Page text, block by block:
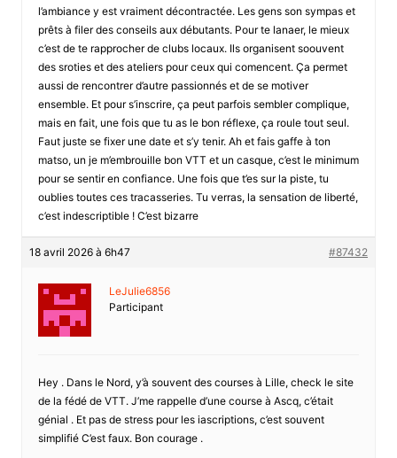
l’ambiance y est vraiment décontractée. Les gens son sympas et
prêts à filer des conseils aux débutants. Pour te lanaer, le mieux
c’est de te rapprocher de clubs locaux. Ils organisent soouvent
des sroties et des ateliers pour ceux qui comencent. Ça permet
aussi de rencontrer d’autre passionnés et de se motiver
ensemble. Et pour s’inscrire, ça peut parfois sembler complique,
mais en fait, une fois que tu as le bon réflexe, ça roule tout seul.
Faut juste se fixer une date et s’y tenir. Ah et fais gaffe à ton
matso, un je m’embrouille bon VTT et un casque, c’est le minimum
pour se sentir en confiance. Une fois que t’es sur la piste, tu
oublies toutes ces tracasseries. Tu verras, la sensation de liberté,
c’est indescriptible ! C’est bizarre
18 avril 2026 à 6h47 #87432
LeJulie6856
Participant
Hey . Dans le Nord, y’à souvent des courses à Lille, check le site
de la fédé de VTT. J’me rappelle d’une course à Ascq, c’était
génial . Et pas de stress pour les iascriptions, c’est souvent
simplifié C’est faux. Bon courage .